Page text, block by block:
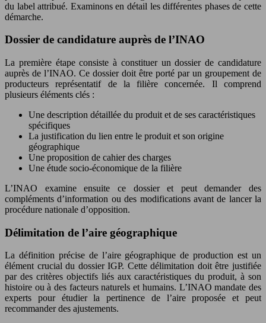
du label attribué. Examinons en détail les différentes phases de cette
démarche.
Dossier de candidature auprès de l’INAO
La première étape consiste à constituer un dossier de candidature
auprès de l’INAO. Ce dossier doit être porté par un groupement de
producteurs représentatif de la filière concernée. Il comprend
plusieurs éléments clés :
Une description détaillée du produit et de ses caractéristiques
spécifiques
La justification du lien entre le produit et son origine
géographique
Une proposition de cahier des charges
Une étude socio-économique de la filière
L’INAO examine ensuite ce dossier et peut demander des
compléments d’information ou des modifications avant de lancer la
procédure nationale d’opposition.
Délimitation de l’aire géographique
La définition précise de l’aire géographique de production est un
élément crucial du dossier IGP. Cette délimitation doit être justifiée
par des critères objectifs liés aux caractéristiques du produit, à son
histoire ou à des facteurs naturels et humains. L’INAO mandate des
experts pour étudier la pertinence de l’aire proposée et peut
recommander des ajustements.